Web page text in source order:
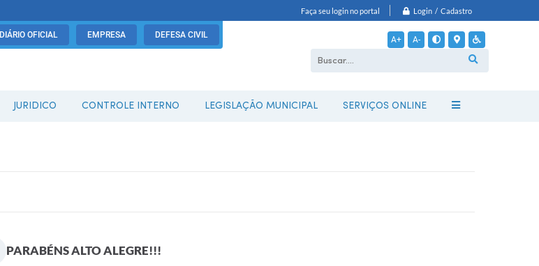
Faça seu login no portal Login / Cadastro
DIÁRIO OFICIAL EMPRESA DEFESA CIVIL A+ A-
JURIDICO CONTROLE INTERNO LEGISLAÇÃO MUNICIPAL SERVIÇOS ONLINE
PARABÉNS ALTO ALEGRE!!!